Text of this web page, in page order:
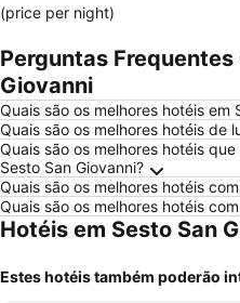
(price per night)
Perguntas Frequentes
Giovanni
Quais são os melhores hotéis em
Quais são os melhores hotéis de
Quais são os melhores hotéis
Sesto San Giovanni?
Quais são os melhores hotéis
Quais são os melhores hotéis
Hotéis em Sesto San
Estes hotéis também poderão